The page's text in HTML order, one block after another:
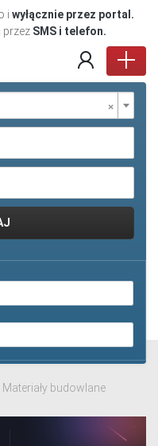
i wyłącznie przez portal.
przez SMS i telefon.
×
Pokaż oferty
Materiały budowlane